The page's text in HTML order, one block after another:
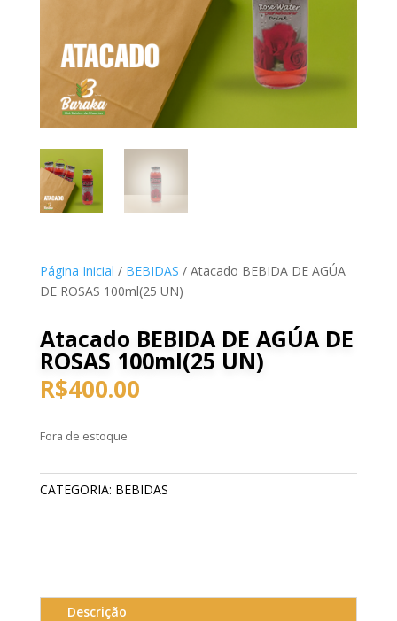
Página Inicial / BEBIDAS / Atacado BEBIDA DE AGÚA
DE ROSAS 100ml(25 UN)
Atacado BEBIDA DE AGÚA DE
ROSAS 100ml(25 UN)
R$400.00
Fora de estoque
CATEGORIA: BEBIDAS
Descrição